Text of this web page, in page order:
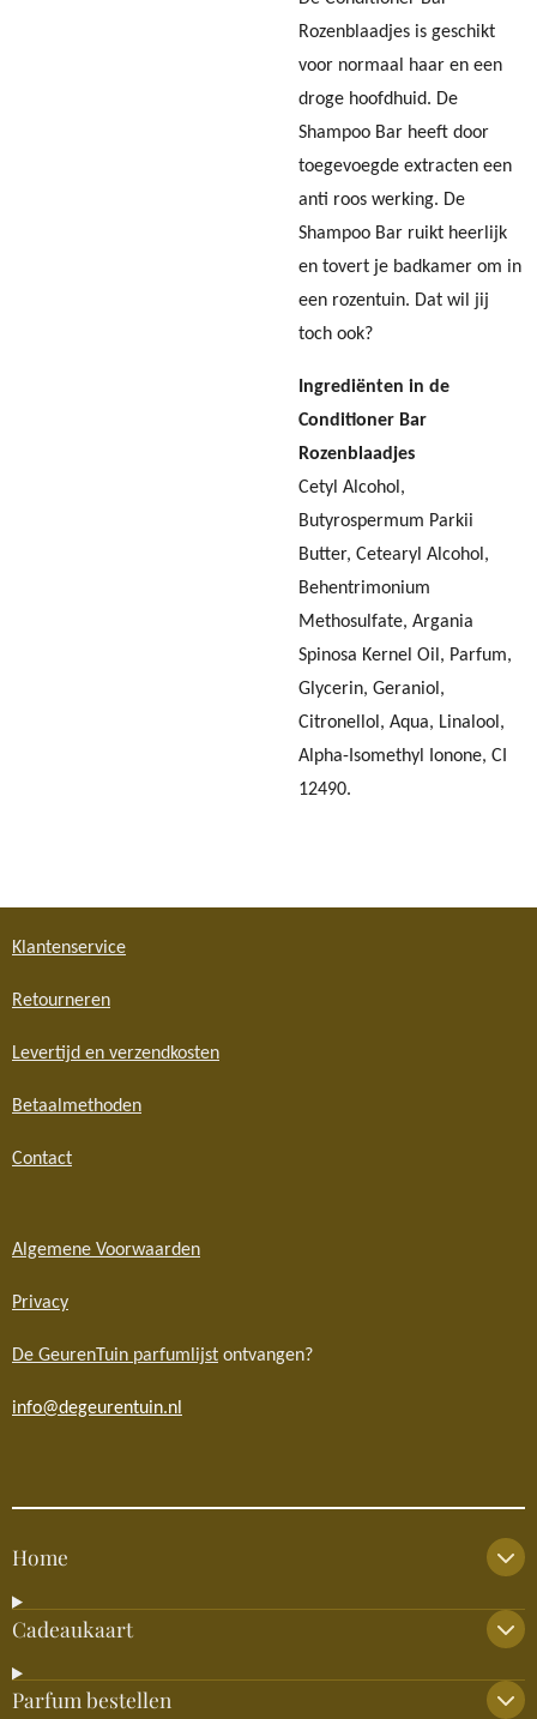
Rozenblaadjes is geschikt
voor normaal haar en een
droge hoofdhuid. De
Shampoo Bar heeft door
toegevoegde extracten een
anti roos werking. De
Shampoo Bar ruikt heerlijk
en tovert je badkamer om in
een rozentuin. Dat wil jij
toch ook?
Ingrediënten in de
Conditioner Bar
Rozenblaadjes
Cetyl Alcohol,
Butyrospermum Parkii
Butter, Cetearyl Alcohol,
Behentrimonium
Methosulfate, Argania
Spinosa Kernel Oil, Parfum,
Glycerin, Geraniol,
Citronellol, Aqua, Linalool,
Alpha-Isomethyl Ionone, CI
12490.
Klantenservice
Retourneren
Levertijd en verzendkosten
Betaalmethoden
Contact
Algemene Voorwaarden
Privacy
De GeurenTuin parfumlijst ontvangen?
info@degeurentuin.nl
Home
Cadeaukaart
Parfum bestellen